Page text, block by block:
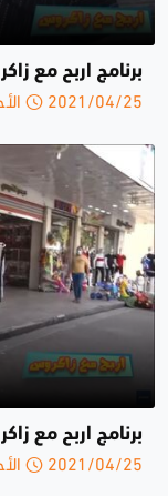
برنامج اربح مع
2021/04/25 الأحد 20:57 م
برنامج اربح مع
2021/04/25 الأحد 20:42 م